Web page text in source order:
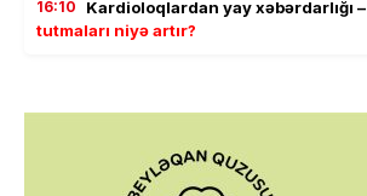
16:10 Kardioloqlardan yay xəbərdarlığı –
tutmaları niyə artır?